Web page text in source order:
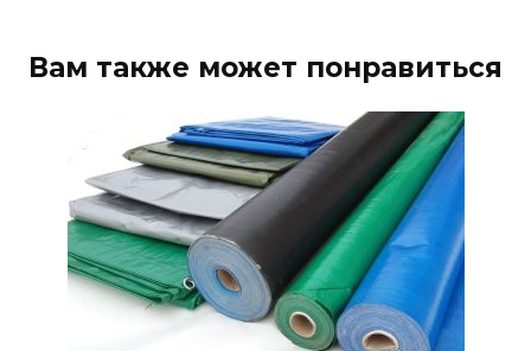
Вам также может понравиться